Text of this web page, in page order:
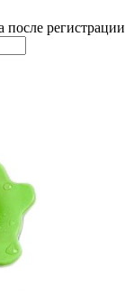
после регистрации